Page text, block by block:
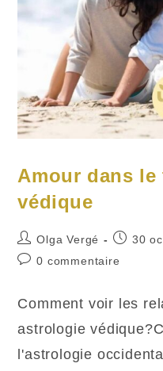
Amour dans le
védique
Auteur/autrice
de
Olga Vergé 30
Commentaires
publication :
0 commentaire
Comment voir les
astrologie
l'astrologie